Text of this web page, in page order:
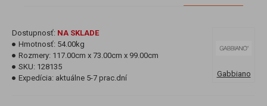
Dostupnosť: NA SKLADE
Hmotnosť: 54.00kg
Rozmery: 117.00cm x 73.00cm x 99.00cm
SKU: 128135
Expedícia: aktuálne 5-7 prac.dní Gabbiano